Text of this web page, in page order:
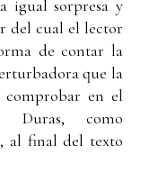
igual sorpresa y
del cual el lector
de contar la
que la
comprobar en el
Duras, como
al final del texto